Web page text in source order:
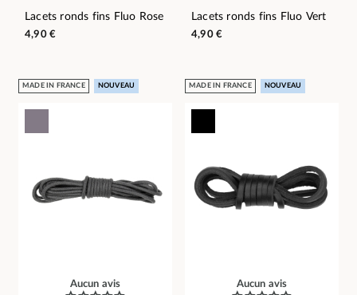
Lacets ronds fins Fluo Rose
4,90 €
Lacets ronds fins Fluo Vert
4,90 €
MADE IN FRANCE NOUVEAU
Aucun avis
MADE IN FRANCE NOUVEAU
Aucun avis